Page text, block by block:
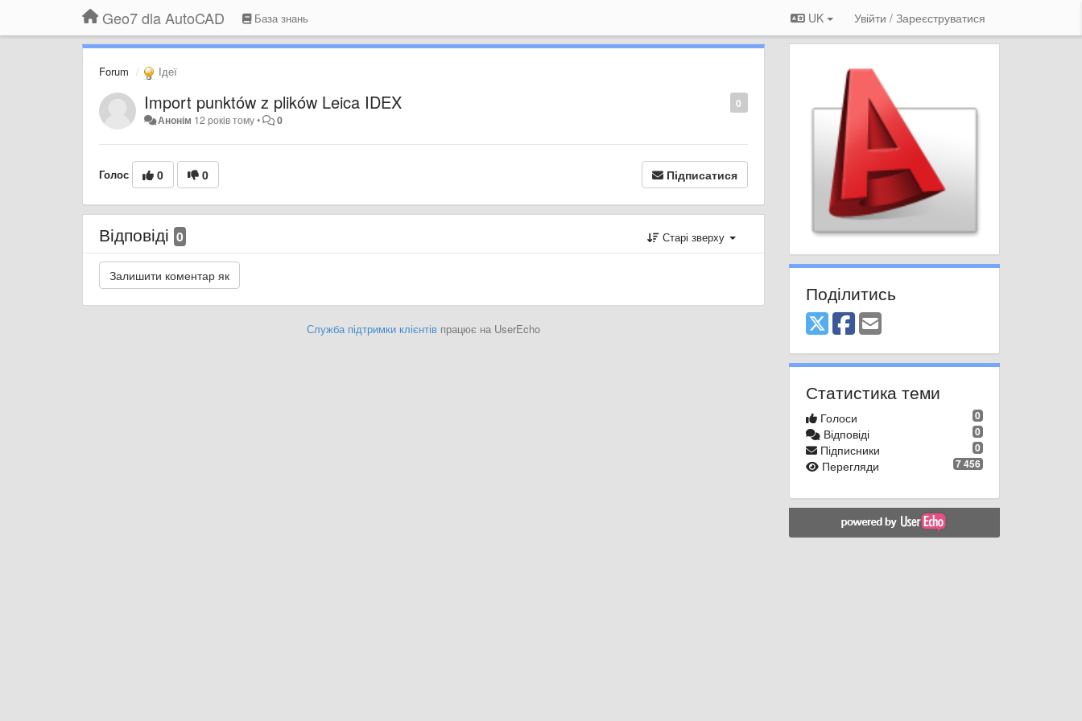
Geo7 dla AutoCAD База знань UK Увійти / Зареєструватися
Forum Ідеї
0
Import punktów z plików Leica IDEX
Анонім 12 років тому• 0
Голос 0 0 Підписатися
Відповіді 0 Старі зверху
Служба підтримки клієнтівпрацює на UserEcho
Поділитись
Статистика теми
0
Голоси
0
Відповіді
0
Підписники
7 456
Перегляди